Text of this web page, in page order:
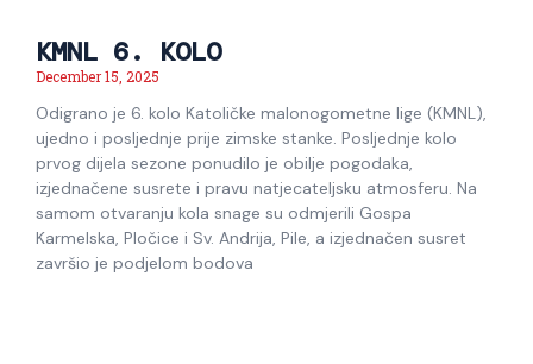
KMNL 6. KOLO
December 15, 2025
Odigrano je 6. kolo Katoličke malonogometne lige (KMNL),
ujedno i posljednje prije zimske stanke. Posljednje kolo
prvog dijela sezone ponudilo je obilje pogodaka,
izjednačene susrete i pravu natjecateljsku atmosferu. Na
samom otvaranju kola snage su odmjerili Gospa
Karmelska, Pločice i Sv. Andrija, Pile, a izjednačen susret
završio je podjelom bodova